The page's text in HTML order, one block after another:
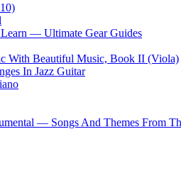
— Ultimate Gear Guides
With Beautiful Music, Book II (Viola)
In Jazz Guitar
— Songs And Themes From